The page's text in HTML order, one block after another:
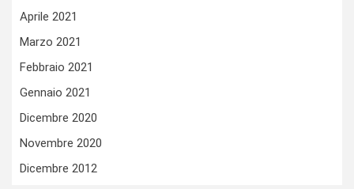
Aprile 2021
Marzo 2021
Febbraio 2021
Gennaio 2021
Dicembre 2020
Novembre 2020
Dicembre 2012